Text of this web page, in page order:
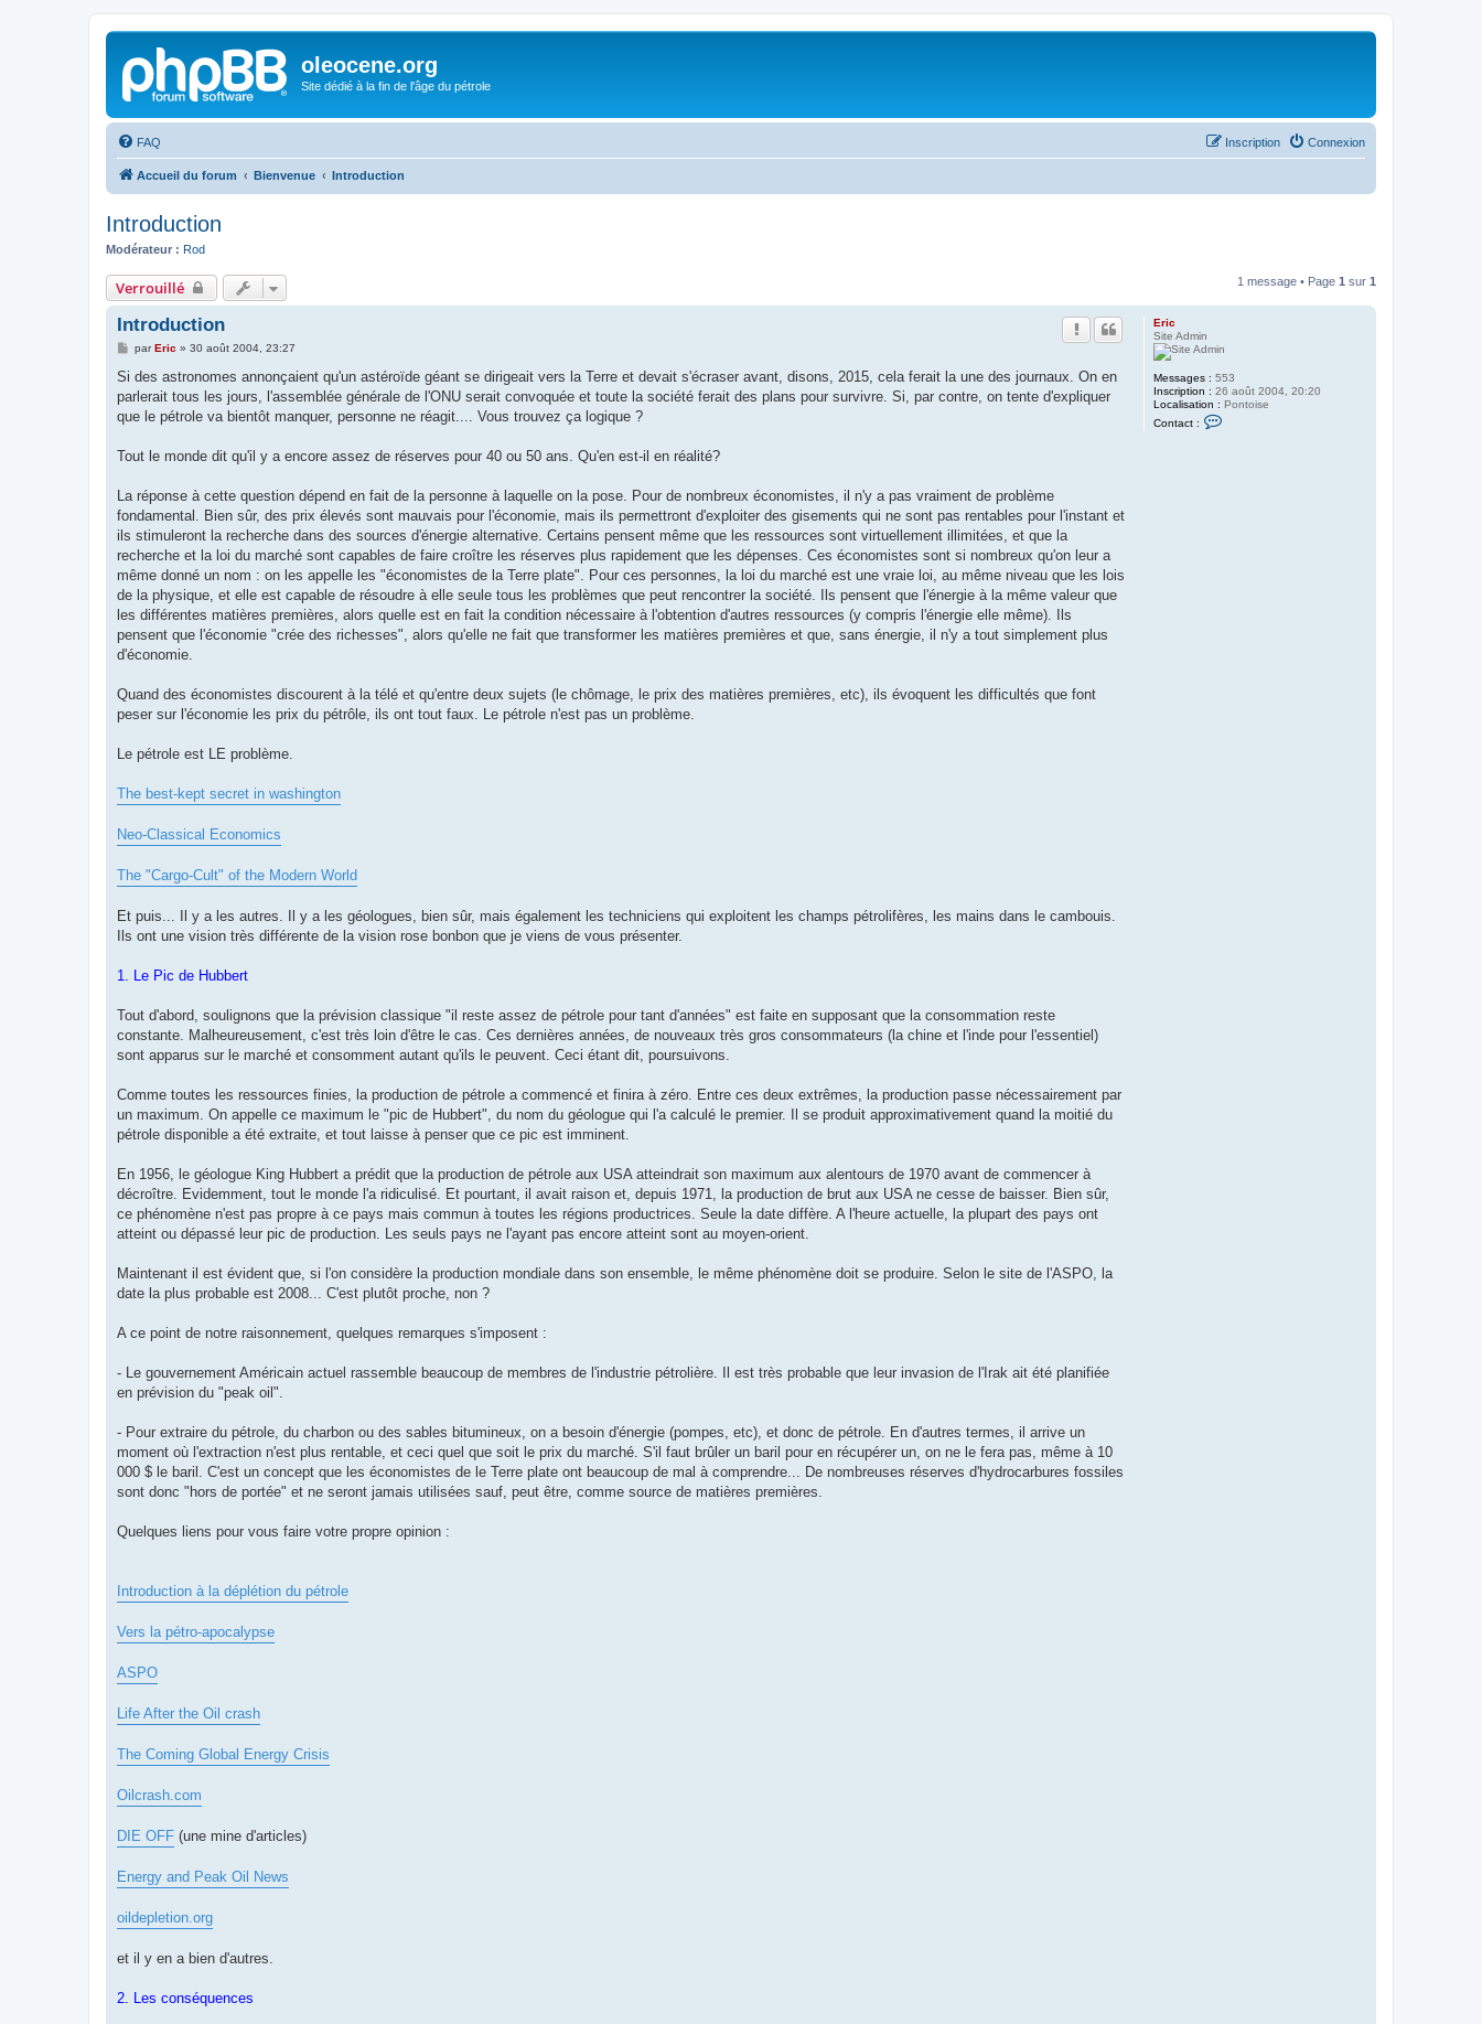
oleocene.org
Site dédié à la fin de l'âge du pétrole
FAQ Connexion
Inscription
Accueil du forum Bienvenue Introduction
Introduction
Modérateur : Rod
Verrouillé 1 message • Page 1 sur 1
Eric
Site Admin
Messages : 553
Inscription : 26 août 2004, 20:20
Localisation : Pontoise
Contact :
Introduction
M
a
g
parEric » 30 août 2004, 23:27
Si des astronomes annonçaient qu'un astéroïde géant se dirigeait vers la Terre et devait s'écraser avant, disons, 2015, cela ferait la une des journaux. On en
parlerait tous les jours, l'assemblée générale de l'ONU serait convoquée et toute la société ferait des plans pour survivre. Si, par contre, on tente d'expliquer
que le pétrole va bientôt manquer, personne ne réagit.... Vous trouvez ça logique ?
Tout le monde dit qu'il y a encore assez de réserves pour 40 ou 50 ans. Qu'en est-il en réalité?
La réponse à cette question dépend en fait de la personne à laquelle on la pose. Pour de nombreux économistes, il n'y a pas vraiment de problème
fondamental. Bien sûr, des prix élevés sont mauvais pour l'économie, mais ils permettront d'exploiter des gisements qui ne sont pas rentables pour l'instant et
ils stimuleront la recherche dans des sources d'énergie alternative. Certains pensent même que les ressources sont virtuellement illimitées, et que la
recherche et la loi du marché sont capables de faire croître les réserves plus rapidement que les dépenses. Ces économistes sont si nombreux qu'on leur a
même donné un nom : on les appelle les "économistes de la Terre plate". Pour ces personnes, la loi du marché est une vraie loi, au même niveau que les lois
de la physique, et elle est capable de résoudre à elle seule tous les problèmes que peut rencontrer la société. Ils pensent que l'énergie à la même valeur que
les différentes matières premières, alors quelle est en fait la condition nécessaire à l'obtention d'autres ressources (y compris l'énergie elle même). Ils
pensent que l'économie "crée des richesses", alors qu'elle ne fait que transformer les matières premières et que, sans énergie, il n'y a tout simplement plus
d'économie.
Quand des économistes discourent à la télé et qu'entre deux sujets (le chômage, le prix des matières premières, etc), ils évoquent les difficultés que font
peser sur l'économie les prix du pétrôle, ils ont tout faux. Le pétrole n'est pas un problème.
Le pétrole est LE problème.
The best-kept secret in washington
Neo-Classical Economics
The "Cargo-Cult" of the Modern World
Et puis... Il y a les autres. Il y a les géologues, bien sûr, mais également les techniciens qui exploitent les champs pétrolifères, les mains dans le cambouis.
Ils ont une vision très différente de la vision rose bonbon que je viens de vous présenter.
1. Le Pic de Hubbert
Tout d'abord, soulignons que la prévision classique "il reste assez de pétrole pour tant d'années" est faite en supposant que la consommation reste
constante. Malheureusement, c'est très loin d'être le cas. Ces dernières années, de nouveaux très gros consommateurs (la chine et l'inde pour l'essentiel)
sont apparus sur le marché et consomment autant qu'ils le peuvent. Ceci étant dit, poursuivons.
Comme toutes les ressources finies, la production de pétrole a commencé et finira à zéro. Entre ces deux extrêmes, la production passe nécessairement par
un maximum. On appelle ce maximum le "pic de Hubbert", du nom du géologue qui l'a calculé le premier. Il se produit approximativement quand la moitié du
pétrole disponible a été extraite, et tout laisse à penser que ce pic est imminent.
En 1956, le géologue King Hubbert a prédit que la production de pétrole aux USA atteindrait son maximum aux alentours de 1970 avant de commencer à
décroître. Evidemment, tout le monde l'a ridiculisé. Et pourtant, il avait raison et, depuis 1971, la production de brut aux USA ne cesse de baisser. Bien sûr,
ce phénomène n'est pas propre à ce pays mais commun à toutes les régions productrices. Seule la date diffère. A l'heure actuelle, la plupart des pays ont
atteint ou dépassé leur pic de production. Les seuls pays ne l'ayant pas encore atteint sont au moyen-orient.
Maintenant il est évident que, si l'on considère la production mondiale dans son ensemble, le même phénomène doit se produire. Selon le site de l'ASPO, la
date la plus probable est 2008... C'est plutôt proche, non ?
A ce point de notre raisonnement, quelques remarques s'imposent :
- Le gouvernement Américain actuel rassemble beaucoup de membres de l'industrie pétrolière. Il est très probable que leur invasion de l'Irak ait été planifiée
en prévision du "peak oil".
- Pour extraire du pétrole, du charbon ou des sables bitumineux, on a besoin d'énergie (pompes, etc), et donc de pétrole. En d'autres termes, il arrive un
moment où l'extraction n'est plus rentable, et ceci quel que soit le prix du marché. S'il faut brûler un baril pour en récupérer un, on ne le fera pas, même à 10
000 $ le baril. C'est un concept que les économistes de le Terre plate ont beaucoup de mal à comprendre... De nombreuses réserves d'hydrocarbures fossiles
sont donc "hors de portée" et ne seront jamais utilisées sauf, peut être, comme source de matières premières.
Quelques liens pour vous faire votre propre opinion :
Introduction à la déplétion du pétrole
Vers la pétro-apocalypse
ASPO
Life After the Oil crash
The Coming Global Energy Crisis
Oilcrash.com
DIE OFF (une mine d'articles)
Energy and Peak Oil News
oildepletion.org
et il y en a bien d'autres.
2. Les conséquences